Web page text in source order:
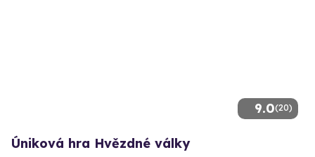
9.0(20)
Úniková hra Hvězdné války